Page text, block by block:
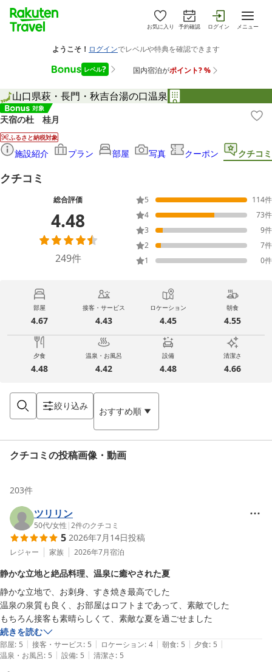
お気に入り 予約確認 ログイン メニュー
山口県萩・長門・秋吉台湯の口温泉
天宿の杜 桂月
ふるさと納税対象
施設紹介 プラン 部屋 写真 クーポン クチコミ
クチコミ
総合評価
4.48
249件
5 114件
4
73件
3
9件
2
7件
1
0件
部屋
4.67
接客・サービス
4.43
ロケーション
4.45
朝食
4.55
夕食
4.48
温泉・お風呂
4.42
設備
4.48
清潔さ
4.66
絞り込み おすすめ順
クチコミの投稿画像・動画
203件
ツリリン
50代/女性 |2件のクチコミ
5 2026年7月14日投稿
レジャー 家族 2026年7月宿泊
静かな立地と絶品料理、温泉に癒やされた夏
静かな立地で、お刺身、すき焼き最高でした
温泉の泉質も良く、お部屋はロフトまであって、素敵でした
もちろん接客も素晴らしくて、素敵な夏を過ごせました
続きを読む
部屋: 5 | 接客・サービス: 5 | ロケーション: 4 | 朝食: 5 | 夕食: 5 |
温泉・お風呂: 5 | 設備: 5 | 清潔さ: 5